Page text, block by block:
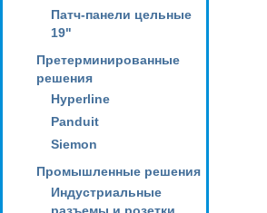
Патч-панели цельные
19"
Претерминированные
решения
Hyperline
Panduit
Siemon
Промышленные решения
Индустриальные